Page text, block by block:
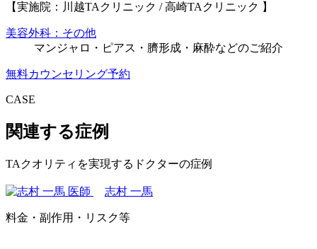
【実施院：川越TAクリニック / 高崎TAクリニック 】
美容外科：その他
マンジャロ・ピアス・臍形成・麻酔などのご紹介
無料カウンセリング予約
CASE
関連する症例
TAクオリティを実現するドクターの症例
志村 一馬
料金・副作用・リスク等